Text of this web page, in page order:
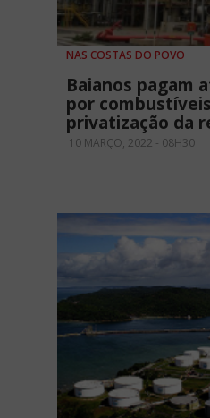
NAS COSTAS DO POVO
Baianos pagam
por
privatização da
10 MARÇO, 2022 - 08H30